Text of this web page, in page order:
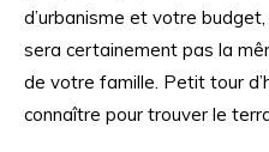
d’urbanisme et votre
sera certainement pas la
de votre famille. Petit tour
connaître pour trouver le